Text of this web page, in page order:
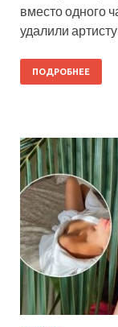
вместо одного
удалили
ПОДРОБНЕЕ